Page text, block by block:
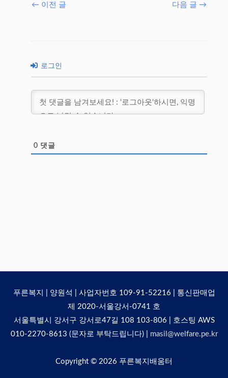
← 이전 글 다음 글 →
로그인
0 댓글
푸른복지 | 양원석 | 사업자번호 109-91-52216 | 통신판매업
제 2020-서울강서-0741 호
서울특별시 강서구 강서로47길 108 103-806 | 호스팅 AWS
010-2270-8613 (문자로 부탁드립니다) | masil@welfare.pe.kr
Copyright © 2026 푸른복지배움터